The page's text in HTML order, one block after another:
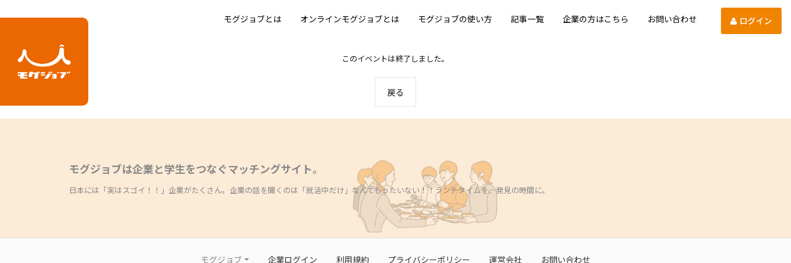
ログイン
モグジョブとは オンラインモグジョブとは モグジョブの使い方 記事一覧 企業の方はこちら お問い合わせ
このイベントは終了しました。
戻る
モグジョブは企業と学生をつなぐマッチングサイト。
日本には「実はスゴイ！！」企業がたくさん。企業の話を聞くのは「就活中だけ」なんてもったいない！！ランチタイムを、発見の時間に。
モグジョブ 企業ログイン 利用規約 プライバシーポリシー 運営会社 お問い合わせ